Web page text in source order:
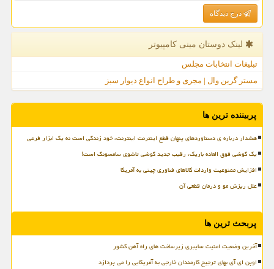
درج دیدگاه
لینک دوستان مینی كامپیوتر
تبلیغات انتخابات مجلس
مستر گرین وال | مجری و طراح انواع دیوار سبز
پربیننده ترین ها
هشدار درباره ی دستاوردهای پنهان قطع اینترنت اینترنت، خود زندگی است نه یک ابزار فرعی
یک گوشی فوق العاده باریک، رقیب جدید گوشی تاشوی سامسونگ است!
افزایش ممنوعیت واردات کالاهای فناوری چینی به آمریکا
علل ریزش مو و درمان قطعی آن
پربحث ترین ها
آخرین وضعیت امنیت سایبری زیرساخت های راه آهن کشور
اوپن ای آی بهای ترجیح کارمندان خارجی به آمریکایی را می پردازد